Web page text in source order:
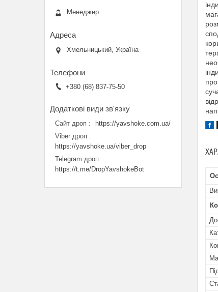
Менеджер
Хмельницький, Україна
+380 (68) 837-75-50
Сайт дроп
https://yavshoke.com.ua/
Viber дроп
https://yavshoke.ua/viber_drop
Telegram дроп
https://t.me/DropYavshokeBot